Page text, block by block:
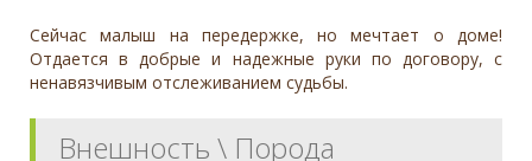
Сейчас малыш на передержке, но мечтает о доме!
Отдается в добрые и надежные руки по договору, с
ненавязчивым отслеживанием судьбы.
Внешность \ Порода